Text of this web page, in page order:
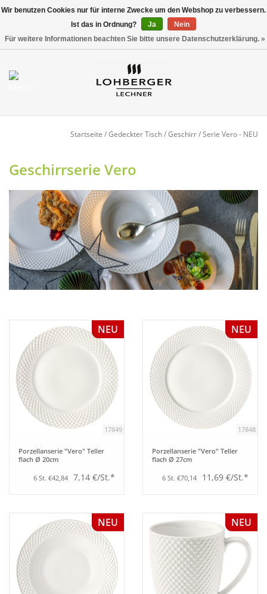
Mein Konto / Kundenkonto
NEU
Gedeckter Tisch
Buffet
Fingerfood
Tafeln
Einrichtung
Berufsbekleidung
Küche
Küchenmöbel
Startseite /Gedeckter Tisch/Geschirr/Serie Vero - NEU
Geschirrserie Vero
NEU
17849
Porzellanserie "Vero" Teller
flach Ø 20cm
6 St. €42,84 7,14 €/St.*
NEU
17848
Porzellanserie "Vero" Teller
flach Ø 27cm
6 St. €70,14 11,69 €/St.*
NEU NEU
Wir benutzen Cookies nur für interne Zwecke um den Webshop zu verbessern.
Ist das in Ordnung?
Ja
Nein
Für weitere Informationen beachten Sie bitte unsere Datenschutzerklärung. »